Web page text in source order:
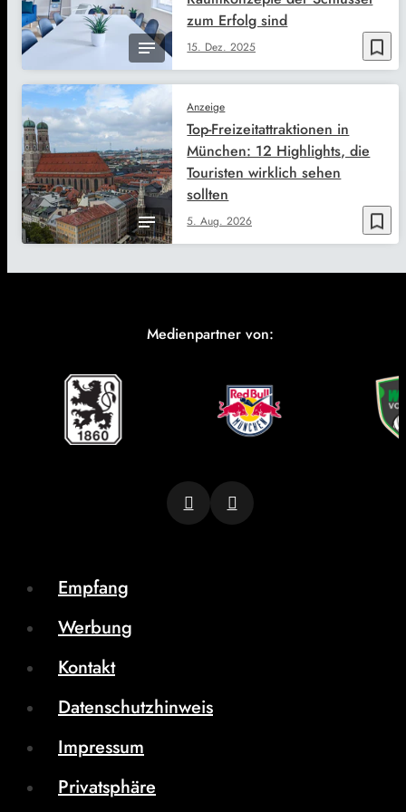
bookmark_border
15. Dez. 2025
zum Erfolg sind
bookmark_border
Anzeige
5. Aug. 2026
Top-Freizeitattraktionen in
München: 12 Highlights, die
Touristen wirklich sehen
sollten
Medienpartner von:
Empfang
Werbung
Kontakt
Datenschutzhinweis
Impressum
Privatsphäre